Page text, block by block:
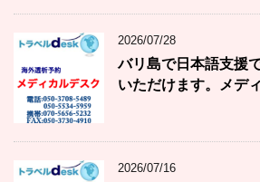
2026/07/28
バリ島で日本語支援
いただけます。メデ
2026/07/16